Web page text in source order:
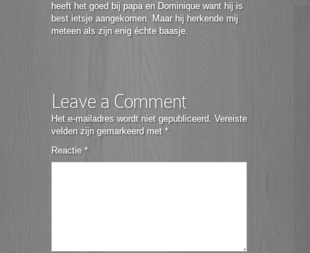
heeft het goed bij papa en Dominique want hij is
best ietsje aangekomen. Maar hij herkende mij
meteen als zijn enig échte baasje.
Leave a Comment
Het e-mailadres wordt niet gepubliceerd. Vereiste
velden zijn gemarkeerd met *
Reactie *